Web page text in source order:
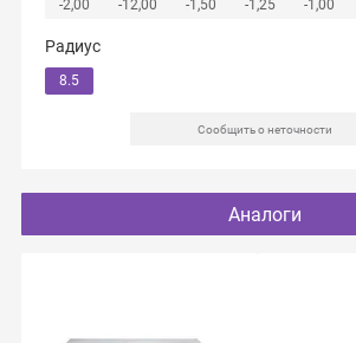
-2,00
-12,00 -1,50 -1,25 -1,00
Радиус
8.5
Сообщить о неточности
Аналоги